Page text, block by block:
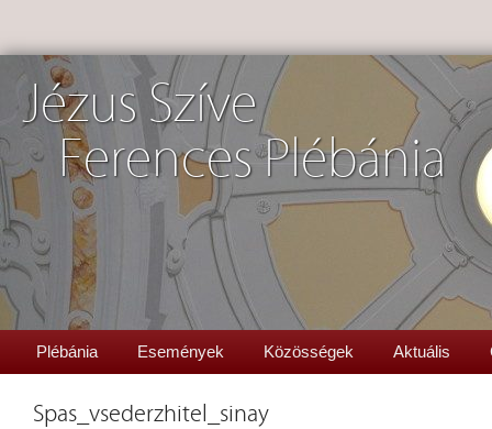
Jézus Szíve
Ferences Plébánia
Plébánia Események Közösségek Aktuális
Spas_vsederzhitel_sinay